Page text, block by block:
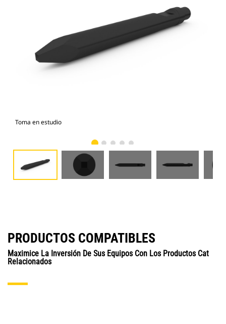
Toma en estudio
PRODUCTOS COMPATIBLES
Maximice La Inversión De Sus Equipos Con Los Productos Cat
Relacionados